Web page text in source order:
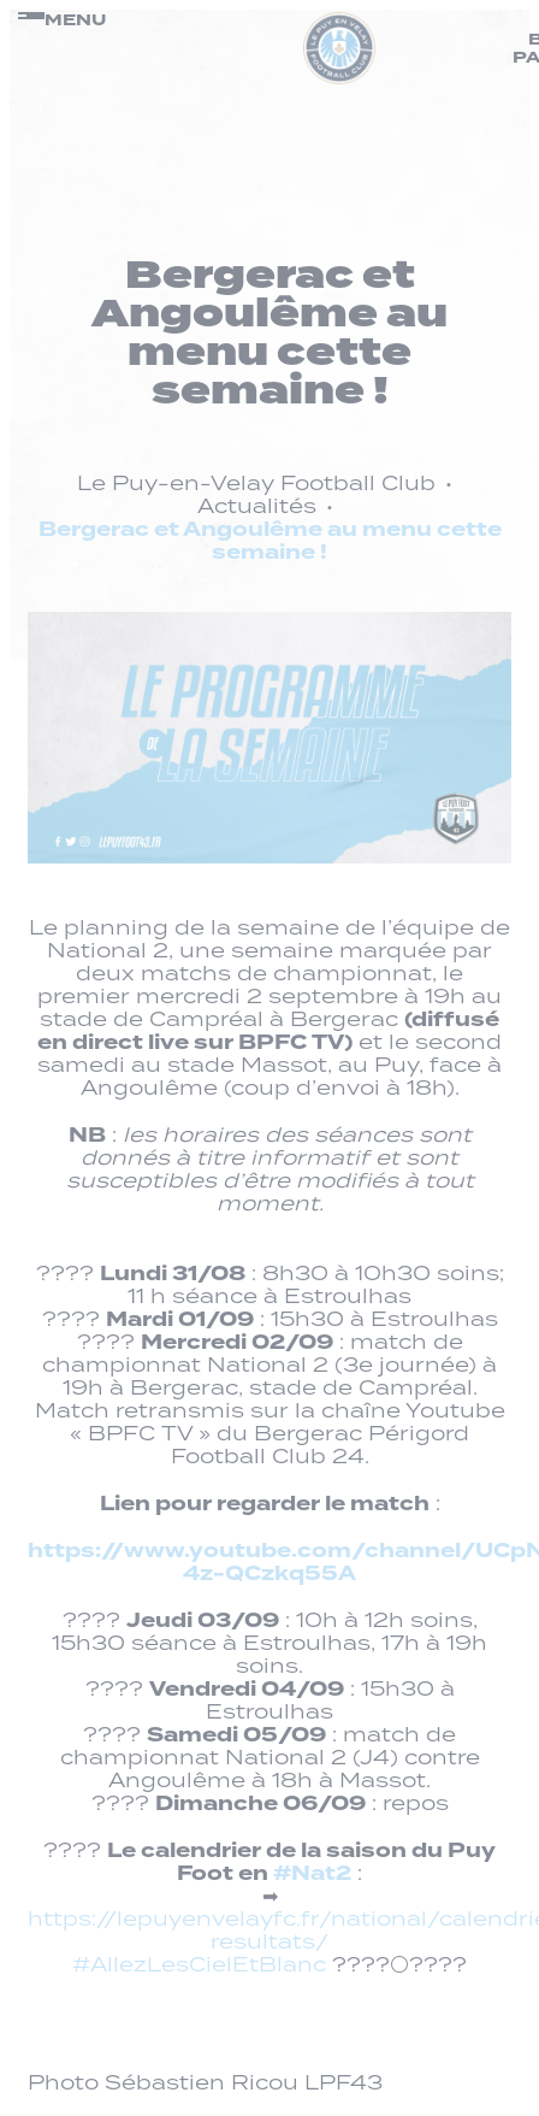
Passer
MENU
Bergerac et
Angoulême au
menu cette
semaine !
Le Puy-en-Velay Football Club
Actualités
Bergerac et Angoulême au menu cette
semaine !
Le planning de la semaine de l’équipe de
National 2, une semaine marquée par
deux matchs de championnat, le
premier mercredi 2 septembre à 19h au
stade de Campréal à Bergerac (diffusé
en direct live sur BPFC TV) et le second
samedi au stade Massot, au Puy, face à
Angoulême (coup d’envoi à 18h).
NB: les horaires des séances sont
donnés à titre informatif et sont
susceptibles d’être modifiés à tout
moment.
???? Lundi 31/08: 8h30 à 10h30 soins;
11 h séance à Estroulhas
???? Mardi 01/09: 15h30 à Estroulhas
???? Mercredi 02/09: match de
championnat National 2 (3e journée) à
19h à Bergerac, stade de Campréal.
Match retransmis sur la chaîne Youtube
« BPFC TV » du Bergerac Périgord
Football Club 24.
Lien pour regarder le match :
https://www.youtube.com/channel/
4z-QCzkq55A
???? Jeudi 03/09: 10h à 12h soins,
15h30 séance à Estroulhas, 17h à 19h
soins.
???? Vendredi 04/09: 15h30 à
Estroulhas
???? Samedi 05/09 : match de
championnat National 2 (J4) contre
Angoulême à 18h à Massot.
???? Dimanche 06/09: repos
???? Le calendrier de la saison du Puy
Foot en #Nat2 :
➡
https://lepuyenvelayfc.fr/national/
resultats/
#AllezLesCielEtBlanc ????⚪????
Photo Sébastien Ricou LPF43
Panneau de gestion des cookies